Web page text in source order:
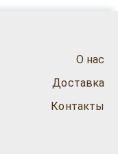
О нас
Доставка
Контакты